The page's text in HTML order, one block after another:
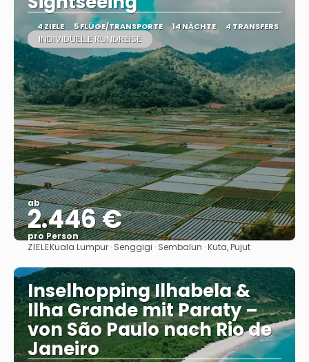
4 ZIELE 5 FLÜGE/TRANSPORTE 14 NÄCHTE 4 TRANSFERS
INDIVIDUELLE RUNDREISE
ab
2.446 €
pro Person
Sehen
ZIELEKuala Lumpur · Senggigi · Sembalun · Kuta, Pujut
Inselhopping Ilhabela &
Ilha Grande mit Paraty –
von São Paulo nach Rio de
Janeiro